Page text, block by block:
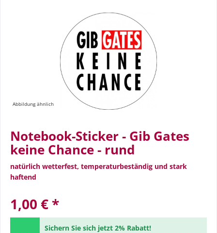
Abbildung ähnlich
Notebook-Sticker - Gib Gates
keine Chance - rund
natürlich wetterfest, temperaturbeständig und stark
haftend
1,00 € *
Sichern Sie sich jetzt 2% Rabatt!